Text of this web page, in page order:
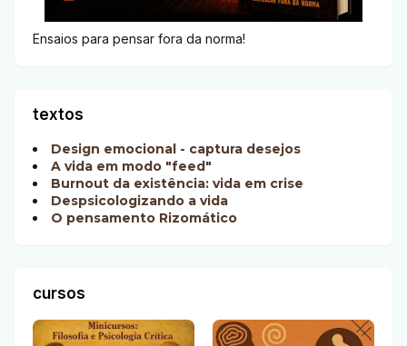
Ensaios para pensar fora da norma!
textos
Design emocional - captura desejos
A vida em modo "feed"
Burnout da existência: vida em crise
Despsicologizando a vida
O pensamento Rizomático
cursos